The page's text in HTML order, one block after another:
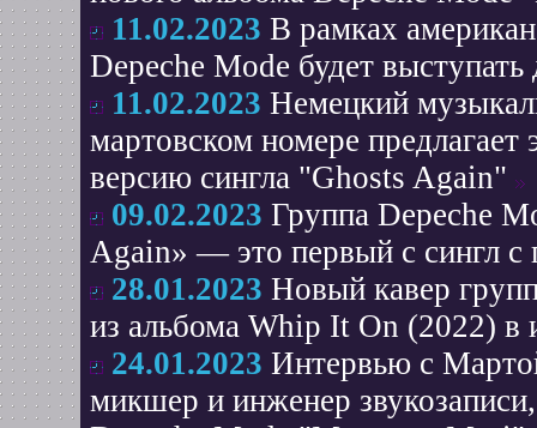
11.02.2023 В рамках
Depeche Mode будет
11.02.2023 Немецкий
мартовском номере
версию сингла "Ghosts Again"
09.02.2023 Группа Depeche
Again» — это первый с сингл с
28.01.2023 Новый кавер
из альбома Whip It On (2022) в
24.01.2023 Интервью с
микшер и инженер